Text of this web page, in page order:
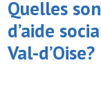
Quelles
d’aide
Val-d’Oise?